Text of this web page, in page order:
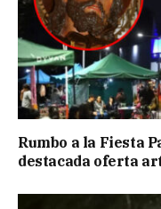
Rumbo a la Fiesta
destacada oferta